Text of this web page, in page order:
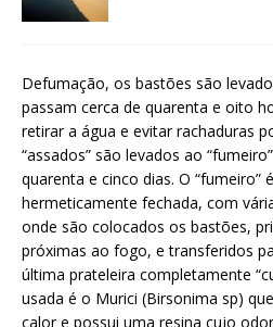
Defumação, os bastões são
passam cerca de quarenta e oito
retirar a água e evitar rachaduras
“assados” são levados ao
quarenta e cinco dias. O “fumeiro”
hermeticamente fechada, com
onde são colocados os bastões,
próximas ao fogo, e transferidos
última prateleira completamente
usada é o Murici (Birsonima sp)
calor e possui uma resina cujo